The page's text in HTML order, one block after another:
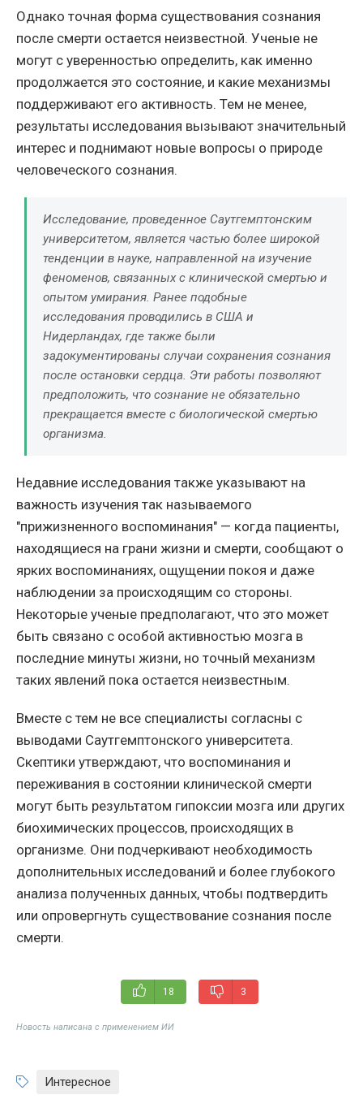
Однако точная форма существования сознания
после смерти остается неизвестной. Ученые не
могут с уверенностью определить, как именно
продолжается это состояние, и какие механизмы
поддерживают его активность. Тем не менее,
результаты исследования вызывают значительный
интерес и поднимают новые вопросы о природе
человеческого сознания.
Исследование, проведенное Саутгемптонским
университетом, является частью более широкой
тенденции в науке, направленной на изучение
феноменов, связанных с клинической смертью и
опытом умирания. Ранее подобные
исследования проводились в США и
Нидерландах, где также были
задокументированы случаи сохранения сознания
после остановки сердца. Эти работы позволяют
предположить, что сознание не обязательно
прекращается вместе с биологической смертью
организма.
Недавние исследования также указывают на
важность изучения так называемого
"прижизненного воспоминания" — когда пациенты,
находящиеся на грани жизни и смерти, сообщают о
ярких воспоминаниях, ощущении покоя и даже
наблюдении за происходящим со стороны.
Некоторые ученые предполагают, что это может
быть связано с особой активностью мозга в
последние минуты жизни, но точный механизм
таких явлений пока остается неизвестным.
Вместе с тем не все специалисты согласны с
выводами Саутгемптонского университета.
Скептики утверждают, что воспоминания и
переживания в состоянии клинической смерти
могут быть результатом гипоксии мозга или других
биохимических процессов, происходящих в
организме. Они подчеркивают необходимость
дополнительных исследований и более глубокого
анализа полученных данных, чтобы подтвердить
или опровергнуть существование сознания после
смерти.
18 3
Новость написана с применением ИИ
Интересное